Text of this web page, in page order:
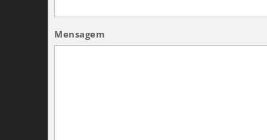
Mensagem